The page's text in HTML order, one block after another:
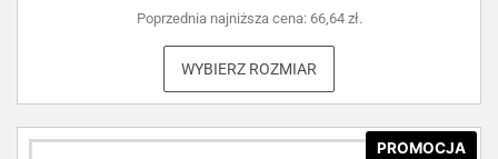
Poprzednia najniższa cena: 66,64 zł.
WYBIERZ ROZMIAR
PROMOCJA